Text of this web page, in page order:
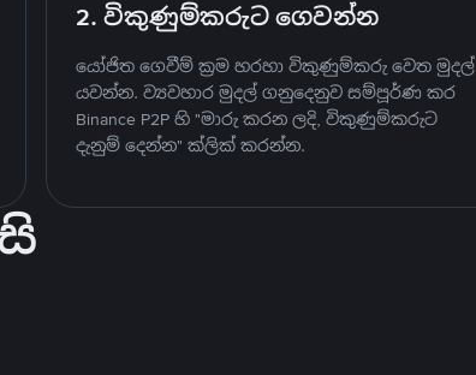
2. විකුණුම්කරුට ගෙවන්න
යෝජිත ගෙවීම් ක්‍රම හරහා විකුණුම්කරු වෙත මුදල්
යවන්න. ව්‍යවහාර මුදල් ගනුදෙනුව සම්පූර්ණ කර
Binance P2P හි "මාරු කරන ලදි, විකුණුම්කරුට
දැනුම් දෙන්න" ක්ලික් කරන්න.